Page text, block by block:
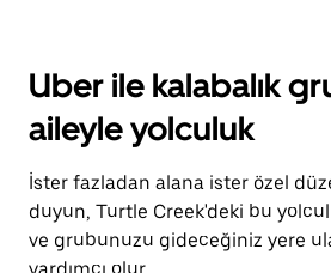
Uber ile kalabalık
aileyle yolculuk
İster fazladan alana ister özel
duyun, Turtle Creek'deki bu
ve grubunuzu gideceğiniz yere